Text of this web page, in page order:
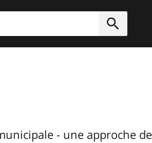
- une approche